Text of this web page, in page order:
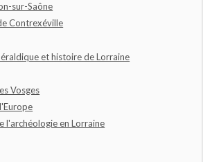
sur-Saône
Contrexéville
et histoire de Lorraine
Vosges
l'archéologie en Lorraine